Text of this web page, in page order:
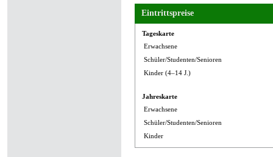
Eintrittspreise
Tageskarte
Erwachsene
Schüler/Studenten/Senioren
Kinder (4–14 J.)
Jahreskarte
Erwachsene
Schüler/Studenten/Senioren
Kinder